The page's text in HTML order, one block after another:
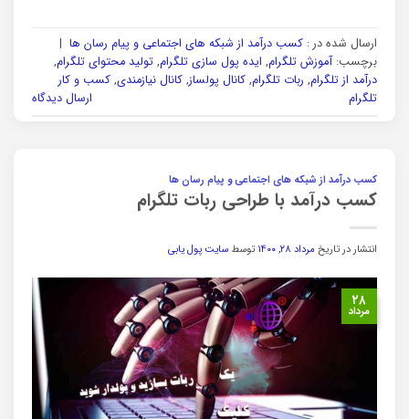
ارسال شده در : کسب درآمد از شبکه های اجتماعی و پیام رسان ها |
برچسب:آموزش تلگرام, ایده پول سازی تلگرام, تولید محتوای تلگرام,
درآمد از تلگرام, ربات تلگرام, کانال پولساز, کانال نیازمندی, کسب و کار
تلگرام
ارسال دیدگاه
کسب درآمد از شبکه های اجتماعی و پیام رسان ها
کسب درآمد با طراحی ربات تلگرام
انتشار در تاریخ مرداد ۲۸, ۱۴۰۰ توسط سایت پول یابی
۲۸
مرداد